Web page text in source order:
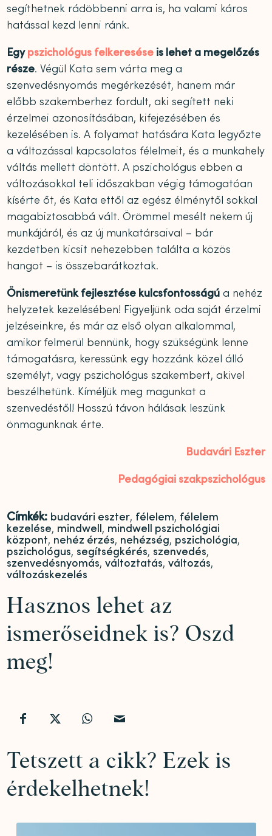
segíthetnek rádöbbenni arra is, ha valami káros
hatással kezd lenni ránk.
Egypszichológus felkeresése is lehet a megelőzés
része. Végül Kata sem várta meg a
szenvedésnyomás megérkezését, hanem már
előbb szakemberhez fordult, aki segített neki
érzelmei azonosításában, kifejezésében és
kezelésében is. A folyamat hatására Kata legyőzte
a változással kapcsolatos félelmeit, és a munkahely
váltás mellett döntött. A pszichológus ebben a
változásokkal teli időszakban végig támogatóan
kísérte őt, és Kata ettől az egész élménytől sokkal
magabiztosabbá vált. Örömmel mesélt nekem új
munkájáról, és az új munkatársaival – bár
kezdetben kicsit nehezebben találta a közös
hangot – is összebarátkoztak.
Önismeretünk fejlesztése kulcsfontosságú a nehéz
helyzetek kezelésében! Figyeljünk oda saját érzelmi
jelzéseinkre, és már az első olyan alkalommal,
amikor felmerül bennünk, hogy szükségünk lenne
támogatásra, keressünk egy hozzánk közel álló
személyt, vagy pszichológus szakembert, akivel
beszélhetünk. Kíméljük meg magunkat a
szenvedéstől! Hosszú távon hálásak leszünk
önmagunknak érte.
Budavári Eszter
Pedagógiai szakpszichológus
Címkék: budavári eszter, félelem, félelem
kezelése, mindwell, mindwell pszichológiai
központ, nehéz érzés, nehézség, pszichológia,
pszichológus, segítségkérés, szenvedés,
szenvedésnyomás,változtatás,változás,
változáskezelés
Hasznos lehet az
ismerőseidnek is? Oszd
meg!
Tetszett a cikk? Ezek is
érdekelhetnek!